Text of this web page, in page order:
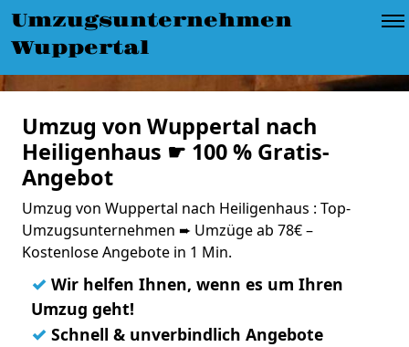
Umzugsunternehmen
Wuppertal
Umzug von Wuppertal nach
Heiligenhaus ☛ 100 % Gratis-
Angebot
Umzug von Wuppertal nach Heiligenhaus : Top-
Umzugsunternehmen ➨ Umzüge ab 78€ –
Kostenlose Angebote in 1 Min.
✓ Wir helfen Ihnen, wenn es um Ihren
Umzug geht!
✓ Schnell & unverbindlich Angebote